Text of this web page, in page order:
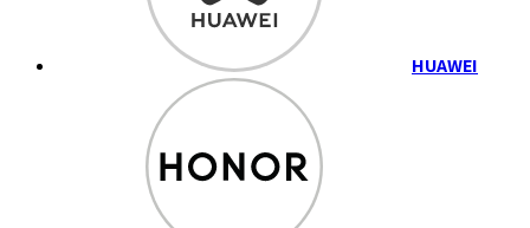
HUAWEI